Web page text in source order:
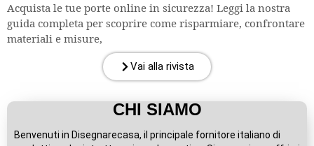
Acquista le tue porte online in sicurezza! Leggi la nostra
guida completa per scoprire come risparmiare, confrontare
materiali e misure,
Vai alla rivista
CHI SIAMO
Benvenuti in Disegnarecasa, il principale fornitore italiano di